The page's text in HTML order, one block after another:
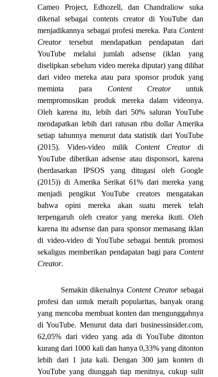
Cameo Project, Edhozell, dan Chandraliow suka
dikenal sebagai contents creator di YouTube dan
menjadikannya sebagai profesi mereka. Para Content
Creatortersebut mendapatkan pendapatan dari
YouTube melalui jumlah adsense (iklan yang
diselipkan sebelum video mereka diputar) yang dilihat
dari video mereka atau para sponsor produk yang
meminta para Content Creatoruntuk
mempromosikan produk mereka dalam videonya.
Oleh karena itu, lebih dari 50% saluran YouTube
mendapatkan lebih dari ratusan ribu dollar Amerika
setiap tahunnya menurut data statistik dari YouTube
(2015). Video-video milik Content Creatordi
YouTube diberikan adsense atau disponsori, karena
(berdasarkan IPSOS yang ditugasi oleh Google
(2015)) di Amerika Serikat 61% dari mereka yang
menjadi pengikut YouTube creators mengatakan
bahwa opini mereka akan suatu merek telah
terpengaruh oleh creator yang mereka ikuti. Oleh
karena itu adsense dan para sponsor memasang iklan
di video-video di YouTube sebagai bentuk promosi
sekaligus memberikan pendapatan bagi para Content
Creator.
Semakin dikenalnya Content Creatorsebagai
profesi dan untuk meraih popularitas, banyak orang
yang mencoba membuat konten dan mengunggahnya
di YouTube. Menurut data dari businessinsider.com,
62,05% dari video yang ada di YouTube ditonton
kurang dari 1000 kali dan hanya 0,33% yang ditonton
lebih dari 1 juta kali. Dengan 300 jam konten di
YouTube yang diunggah tiap menitnya, cukup sulit